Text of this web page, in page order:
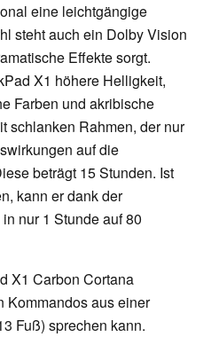
eine leichtgängige
steht auch ein Dolby Vision
Effekte sorgt.
X1 höhere Helligkeit,
Farben und akribische
schlanken Rahmen, der nur
auf die
beträgt 15 Stunden. Ist
kann er dank der
nur 1 Stunde auf 80
X1 Carbon Cortana
Kommandos aus einer
Fuß) sprechen kann.